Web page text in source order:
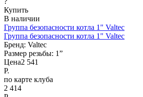
Купить
В наличии
Группа безопасности котла 1" Valtec
Группа безопасности котла 1" Valtec
Бренд: Valtec
Размер резьбы: 1”
Цена2 541
Р.
по карте клуба
2 414